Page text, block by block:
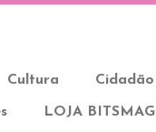
Cultura Cidadão
LOJA BITSMAG